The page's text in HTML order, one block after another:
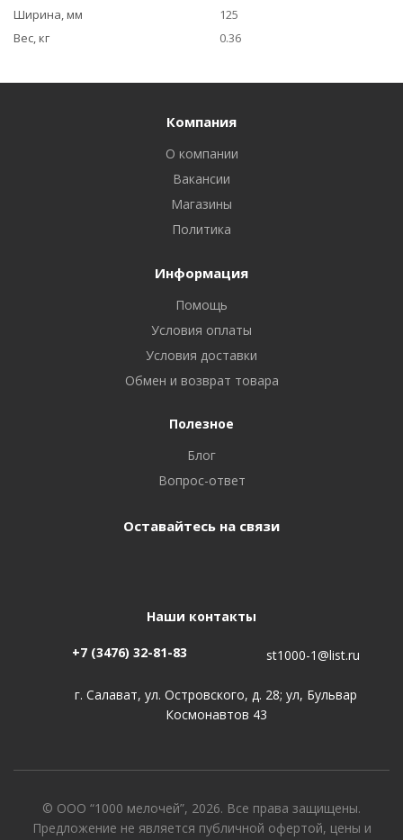
Ширина, мм
125
Вес, кг
0.36
Компания
О компании
Вакансии
Магазины
Политика
Информация
Помощь
Условия оплаты
Условия доставки
Обмен и возврат товара
Полезное
Блог
Вопрос-ответ
Оставайтесь на связи
Наши контакты
+7 (3476) 32-81-83 st1000-1@list.ru
г. Салават, ул. Островского, д. 28; ул, Бульвар
Космонавтов 43
© ООО “1000 мелочей”, 2026. Все права защищены.
Предложение не является публичной офертой, цены и